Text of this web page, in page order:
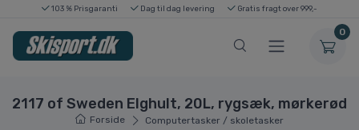
103 % Prisgaranti Dag til dag levering Gratis fragt over 999,-
0
2117 of Sweden Elghult, 20L, rygsæk, mørkerød
Forside Computertasker / skoletasker